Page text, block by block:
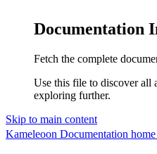
Documentation
Fetch the complete
Use this file to discover all
exploring further.
Skip to main content
Kameleoon Documentation